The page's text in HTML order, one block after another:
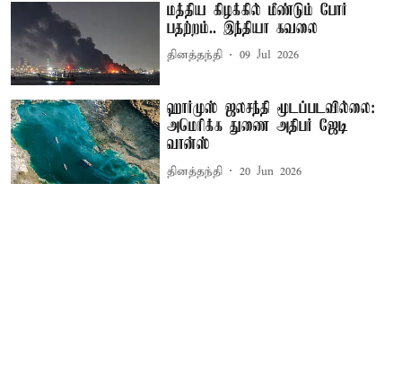
மத்திய கிழக்கில் மீண்டும் போர்
பதற்றம்.. இந்தியா கவலை
தினத்தந்தி 09 Jul 2026
ஹார்முஸ் ஜலசந்தி மூடப்படவில்லை:
அமெரிக்க துணை அதிபர் ஜேடி
வான்ஸ்
தினத்தந்தி 20 Jun 2026